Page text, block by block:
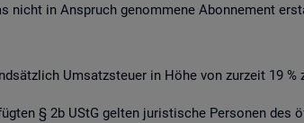
nicht in An­spruch ge­nom­me­ne Abon­ne­ment
Um­satz­steu­er in Höhe von zur­zeit 19 %
§ 2b UStG gel­ten ju­ris­ti­sche Per­so­nen